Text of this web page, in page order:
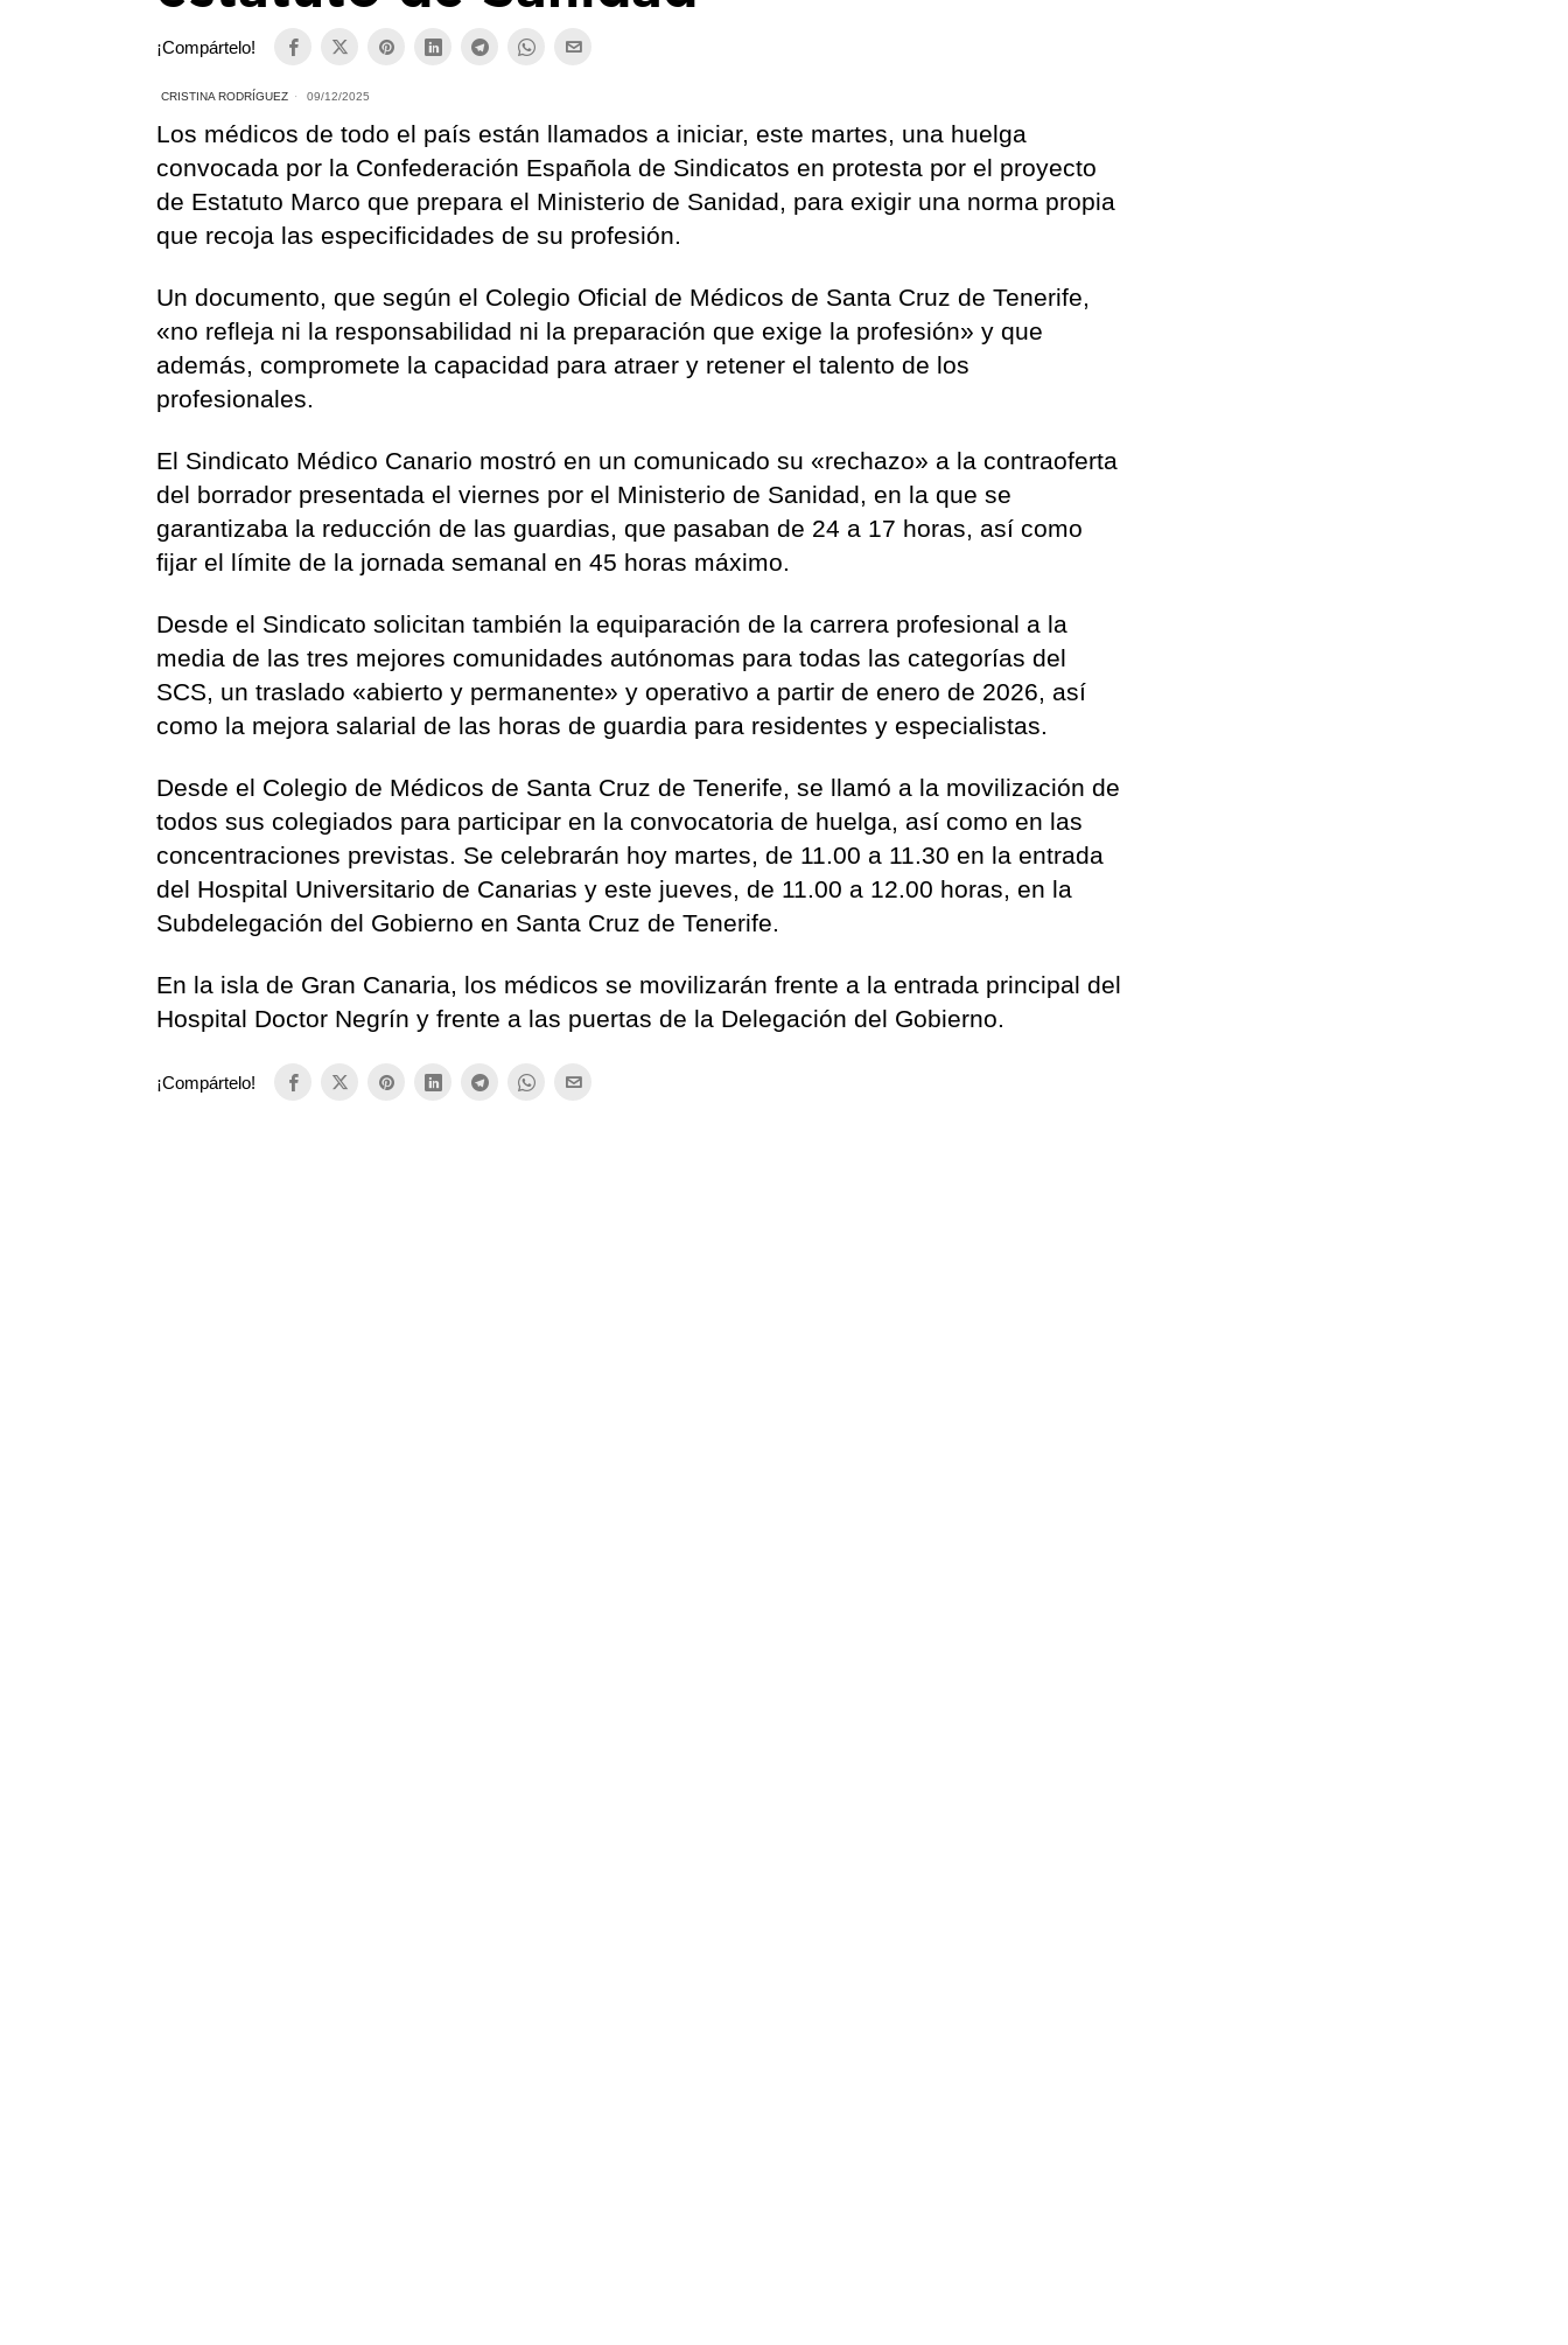
¡Compártelo!
CRISTINA RODRÍGUEZ 09/12/2025
Los médicos de todo el país están llamados a iniciar, este martes, una huelga
convocada por la Confederación Española de Sindicatos en protesta por el proyecto
de Estatuto Marco que prepara el Ministerio de Sanidad, para exigir una norma propia
que recoja las especificidades de su profesión.
Un documento, que según el Colegio Oficial de Médicos de Santa Cruz de Tenerife,
«no refleja ni la responsabilidad ni la preparación que exige la profesión» y que
además, compromete la capacidad para atraer y retener el talento de los
profesionales.
El Sindicato Médico Canario mostró en un comunicado su «rechazo» a la contraoferta
del borrador presentada el viernes por el Ministerio de Sanidad, en la que se
garantizaba la reducción de las guardias, que pasaban de 24 a 17 horas, así como
fijar el límite de la jornada semanal en 45 horas máximo.
Desde el Sindicato solicitan también la equiparación de la carrera profesional a la
media de las tres mejores comunidades autónomas para todas las categorías del
SCS, un traslado «abierto y permanente» y operativo a partir de enero de 2026, así
como la mejora salarial de las horas de guardia para residentes y especialistas.
Desde el Colegio de Médicos de Santa Cruz de Tenerife, se llamó a la movilización de
todos sus colegiados para participar en la convocatoria de huelga, así como en las
concentraciones previstas. Se celebrarán hoy martes, de 11.00 a 11.30 en la entrada
del Hospital Universitario de Canarias y este jueves, de 11.00 a 12.00 horas, en la
Subdelegación del Gobierno en Santa Cruz de Tenerife.
En la isla de Gran Canaria, los médicos se movilizarán frente a la entrada principal del
Hospital Doctor Negrín y frente a las puertas de la Delegación del Gobierno.
¡Compártelo!